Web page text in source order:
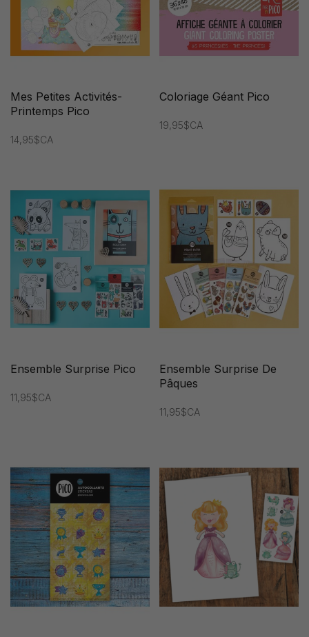
Mes Petites Activités-
Printemps Pico
14,95$CA
Coloriage Géant Pico
19,95$CA
Ensemble Surprise Pico
11,95$CA
Ensemble Surprise De
Pâques
11,95$CA